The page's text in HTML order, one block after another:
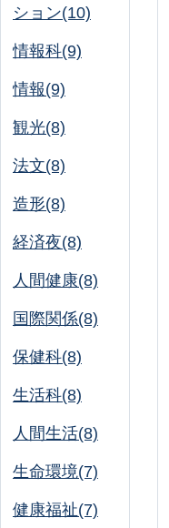
ション(10)
情報科(9)
情報(9)
観光(8)
法文(8)
造形(8)
経済夜(8)
人間健康(8)
国際関係(8)
保健科(8)
生活科(8)
人間生活(8)
生命環境(7)
健康福祉(7)